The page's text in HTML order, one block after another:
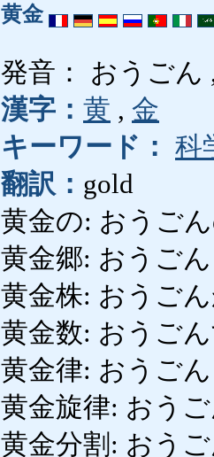
黄金
発音： おうごん
漢字： 黄 , 金
キーワード： 科
翻訳： gold
黄金の: おうご
黄金郷: おうご
黄金株: おうご
黄金数: おうご
黄金律: おうご
黄金旋律: おう
黄金分割: おう